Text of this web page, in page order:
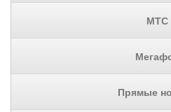
МТС
Прямые